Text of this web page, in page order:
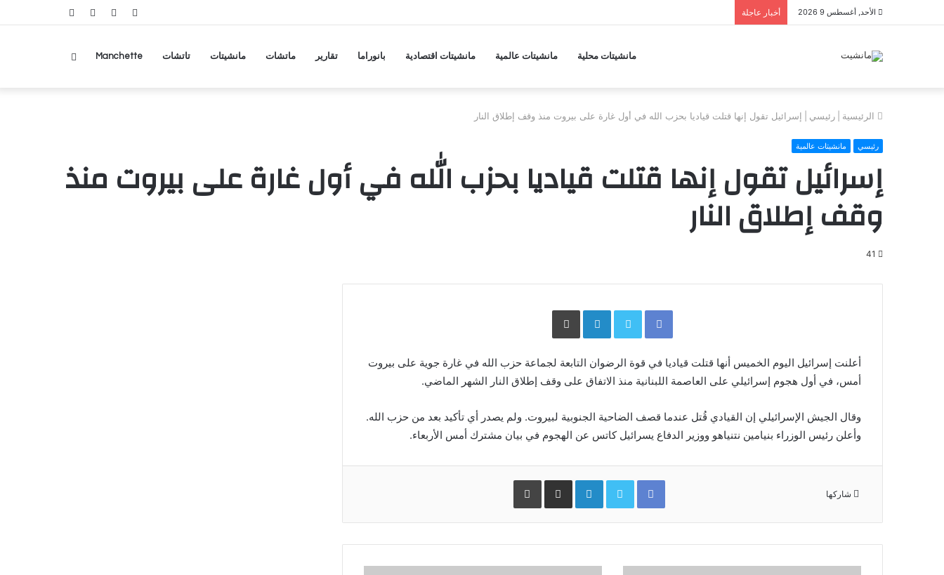
الأحد, أغسطس 9 2026 أخبار عاجلة مقال تسجيل RSS
مانشيتات محلية مانشيتات عالمية مانشيتات اقتصادية بانوراما تقارير ماتشات مانشيتات تاتشات Manchette
الرئيسية رئيسي إسرائيل تقول إنها قتلت قياديا بحزب الله في أول غارة على بيروت منذ وقف إطلاق النار
رئيسي مانشيتات عالمية
إسرائيل تقول إنها قتلت قياديا بحزب الله في أول غارة على بيروت منذ
وقف إطلاق النار
41
Facebook
Twitter
LinkedInطباعة
أعلنت إسرائيل اليوم الخميس أنها قتلت قياديا في ​قوة الرضوان التابعة لجماعة حزب ‌الله في غارة جوية على بيروت
أمس، في أول هجوم إسرائيلي على ​العاصمة اللبنانية منذ الاتفاق على ​وقف إطلاق النار الشهر الماضي.
وقال ⁠الجيش الإسرائيلي إن القيادي قُتل عندما قصف الضاحية الجنوبية لبيروت. ولم يصدر أي تأكيد بعد من حزب الله.
وأعلن رئيس الوزراء بنيامين نتنياهو ووزير الدفاع يسرائيل كاتس عن الهجوم في بيان مشترك أمس الأربعاء.
شاركها
Facebook
Twitter
LinkedInمشاركة عبر البريد طباعة